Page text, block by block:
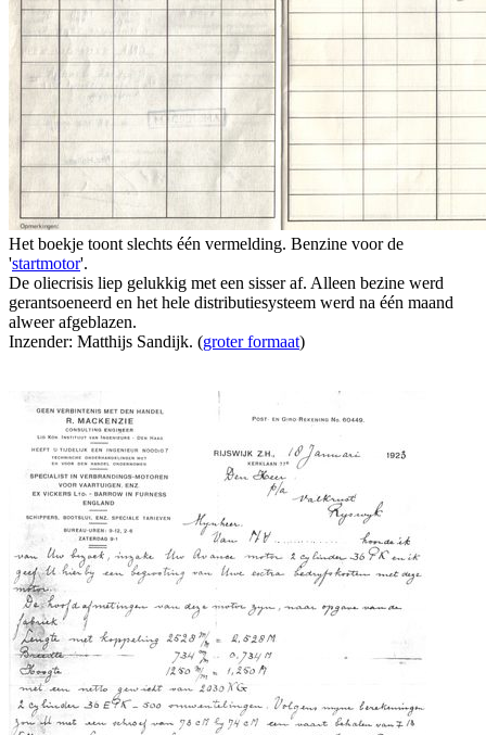
Het boekje toont slechts één vermelding. Benzine voor de
'startmotor'.
De oliecrisis liep gelukkig met een sisser af. Alleen bezine werd
gerantsoeneerd en het hele distributiesysteem werd na één maand
alweer afgeblazen.
Inzender: Matthijs Sandijk. (groter formaat)